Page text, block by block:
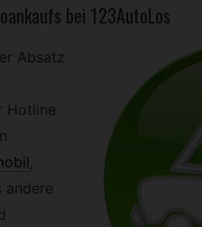
bei 123AutoLos
Absatz
Hotline
andere